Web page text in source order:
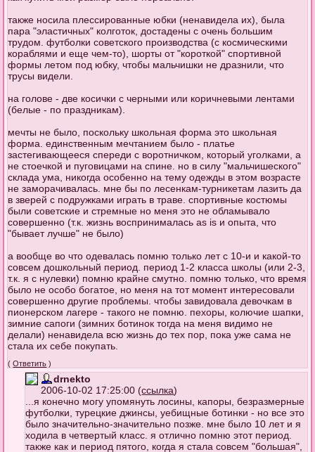
также носила плессированные юбки (ненавидела их), была
пара "эластичных" колготок, достадены с очень большим
трудом. футболки советского производства (с космическими
кораблями и еще чем-то), шорты от "короткой" спортивной
формы летом под юбку, чтобы мальчишки не дразнили, что
трусы видели.
на голове - две косички с черными или коричневыми лентами
(белые - по праздникам).
мечты не было, поскольку школьная форма это школьная
форма. единственным мечтанием было - платье
застегивающееся спереди с воротничком, который уголками, а
не стоечкой и пуговицами на спине. но в силу "мальчишеского"
склада ума, никогда особенно на тему одежды в этом возрасте
не заморачивалась. мне бы по лесенкам-турникетам лазить да
в зверей с подружками играть в траве. спортивные костюмы
были советские и стремные но меня это не обламывало
совершенно (т.к. жизнь воспринималась as is и опыта, что
"бывает лучше" не было)
а вообще во что одевалась помню только лет с 10-и и какой-то
совсем дошкольный период. период 1-2 класса школы (или 2-3,
т.к. я с нулевки) помню крайне смутно. помню только, что время
было не особо богатое, но меня на тот момент интересовали
совершенно другие проблемы. чтобы завидовала девочкам в
пионерском лагере - такого не помню. пехоры, колючие шапки,
зимние сапоги (зимних ботинок тогда на меня видимо не
делали) ненавидела всю жизнь до тех пор, пока уже сама не
стала их себе покупать.
(Ответить )
drnekto
2006-10-02 17:25:00 (ссылка)
...я конечно могу упомянуть лосины, капоры, безразмерные
футболки, турецкие джинсы, уебищные ботинки - но все это
было значительно-значительно позже. мне было 10 лет и я
ходила в четвертый класс. я отлично помню этот период.
также как и период пятого, когда я стала совсем "большая",